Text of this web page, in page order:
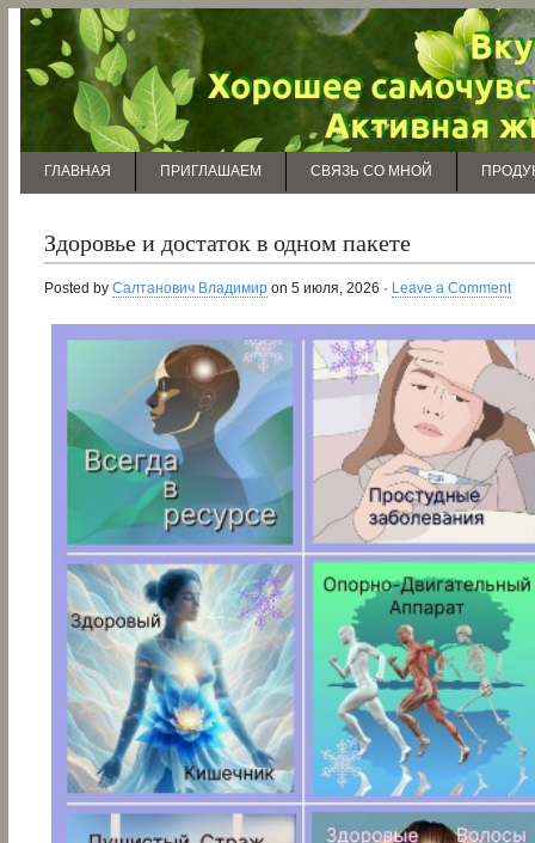
ГЛАВНАЯ ПРИГЛАШАЕМ СВЯЗЬ СО МНОЙ
Здоровье и достаток в одном пакете
Posted by Салтанович Владимир on 5 июля, 2026 · Leave a Comment